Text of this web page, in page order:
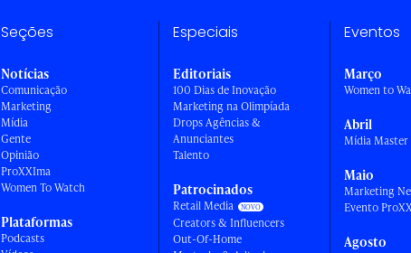
Seções
Notícias
Comunicação
Marketing
Mídia
Gente
Opinião
ProXXIma
Women To Watch
Plataformas
Podcasts
Especiais
Editoriais
100 Dias de Inovação
Marketing na Olimpíada
Drops Agências &
Anunciantes
Talento
Patrocinados
Retail Media
Creators & Influencers
Out-Of-Home
Eventos
Março
Women to
Abril
Mídia Master
Maio
Marketing
Evento
Agosto